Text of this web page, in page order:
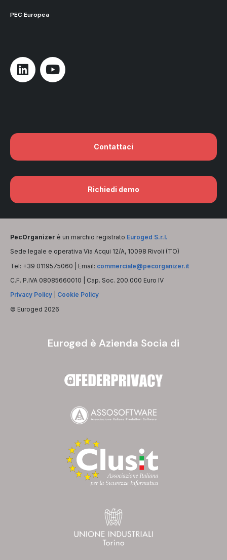
PEC Europea
Contattaci
Richiedi demo
PecOrganizer è un marchio registrato Euroged S.r.l.
Sede legale e operativa Via Acqui 12/A, 10098 Rivoli (TO)
Tel: +39 0119575060 | Email: commerciale@pecorganizer.it
C.F. P.IVA 08085660010 | Cap. Soc. 200.000 Euro IV
Privacy Policy
Cookie Policy
© Euroged 2026
Euroged è Azienda Socia di